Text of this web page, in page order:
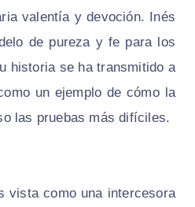
valentía y devoción. Inés
de pureza y fe para los
historia se ha transmitido a
un ejemplo de cómo la
las pruebas más difíciles.
vista como una intercesora